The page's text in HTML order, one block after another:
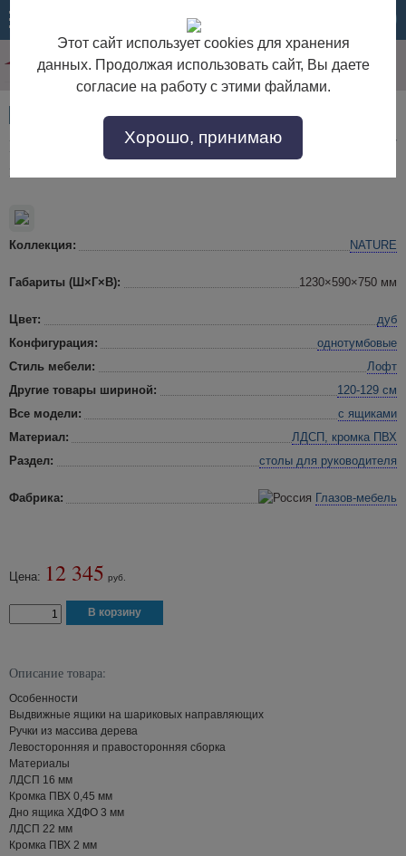
51469
Натуре 84 Стол письменный дуб табачный крафт/
Коллекция: NATURE
Габариты (Ш×Г×В): 1230×590×750 мм
Цвет:
дуб
Конфигурация:
однотумбовые
Стиль мебели:
Лофт
Другие товары шириной:
120-129 см
Все модели:
с ящиками
Материал:
ЛДСП, кромка ПВХ
Раздел:
столы для руководителя
Фабрика: Глазов-мебель
Цена: 12 345 руб.
Описание товара:
Особенности
Выдвижные ящики на шариковых направляющих
Ручки из массива дерева
Левосторонняя и правосторонняя сборка
Материалы
ЛДСП 16 мм
Кромка ПВХ 0,45 мм
Дно ящика ХДФО 3 мм
ЛДСП 22 мм
Кромка ПВХ 2 мм
Этот сайт использует cookies для хранения
данных. Продолжая использовать сайт, Вы даете
согласие на работу с этими файлами.
Хорошо, принимаю